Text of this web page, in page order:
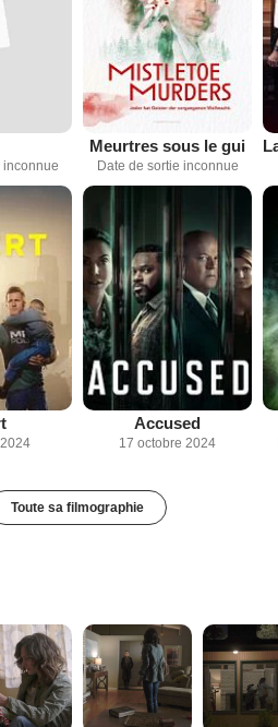
inconnue
Meurtres sous le gui
Date de sortie inconnue
Accused
17 octobre 2024
Toute sa filmographie